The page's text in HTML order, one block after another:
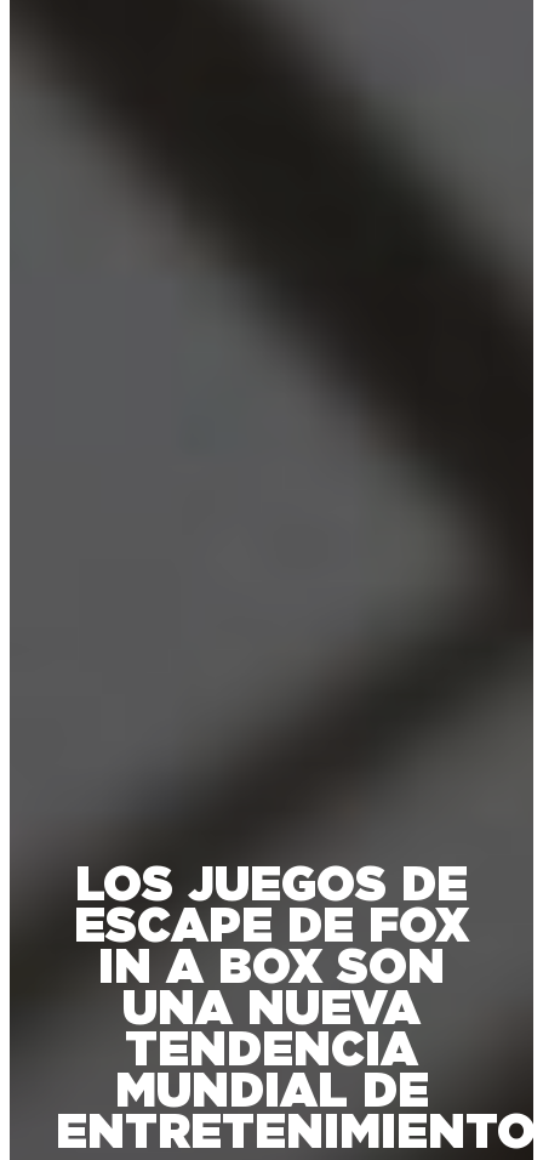
LOS JUEGOS DE
ESCAPE DE FOX
IN A BOX SON
UNA NUEVA
TENDENCIA
MUNDIAL DE